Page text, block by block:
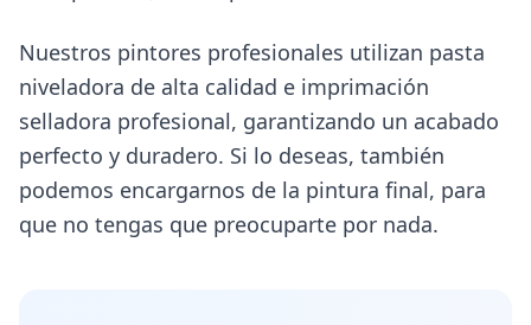
Nuestros pintores profesionales utilizan pasta
niveladora de alta calidad e imprimación
selladora profesional, garantizando un acabado
perfecto y duradero. Si lo deseas, también
podemos encargarnos de la pintura final, para
que no tengas que preocuparte por nada.